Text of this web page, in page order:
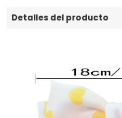
Detalles del producto